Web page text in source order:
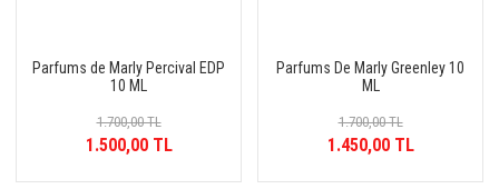
Parfums de Marly Percival EDP
10 ML
1.700,00 TL
1.500,00 TL
Parfums De Marly Greenley 10
ML
1.700,00 TL
1.450,00 TL